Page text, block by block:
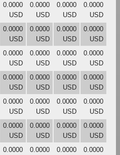
0.0000
USD
0.0000
USD
0.0000
USD
0.0000
USD
0.0000
USD
0.0000
USD
0.0000
USD
0.0000
USD
0.0000
USD
0.0000
USD
0.0000
USD
0.0000
USD
0.0000
USD
0.0000
USD
0.0000
USD
0.0000
USD
0.0000
USD
0.0000
USD
0.0000
USD
0.0000
USD
0.0000
USD
0.0000
USD
0.0000
USD
0.0000
USD
0.0000
0.0000
0.0000
0.0000